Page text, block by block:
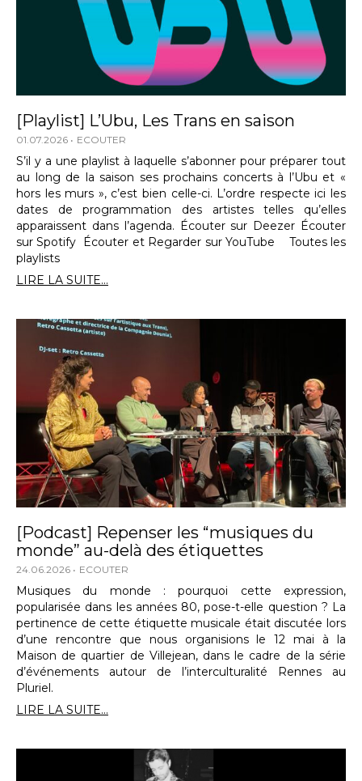
[Playlist] L’Ubu, Les Trans en saison
01.07.2026 ECOUTER
S’il y a une playlist à laquelle s’abonner pour préparer tout
au long de la saison ses prochains concerts à l’Ubu et «
hors les murs », c’est bien celle-ci. L’ordre respecte ici les
dates de programmation des artistes telles qu’elles
apparaissent dans l’agenda. Écouter sur Deezer Écouter
sur Spotify Écouter et Regarder sur YouTube Toutes les
playlists
LIRE LA SUITE...
[Podcast] Repenser les “musiques du
monde” au-delà des étiquettes
24.06.2026 ECOUTER
Musiques du monde : pourquoi cette expression,
popularisée dans les années 80, pose-t-elle question ? La
pertinence de cette étiquette musicale était discutée lors
d’une rencontre que nous organisions le 12 mai à la
Maison de quartier de Villejean, dans le cadre de la série
d’événements autour de l’interculturalité Rennes au
Pluriel.
LIRE LA SUITE...